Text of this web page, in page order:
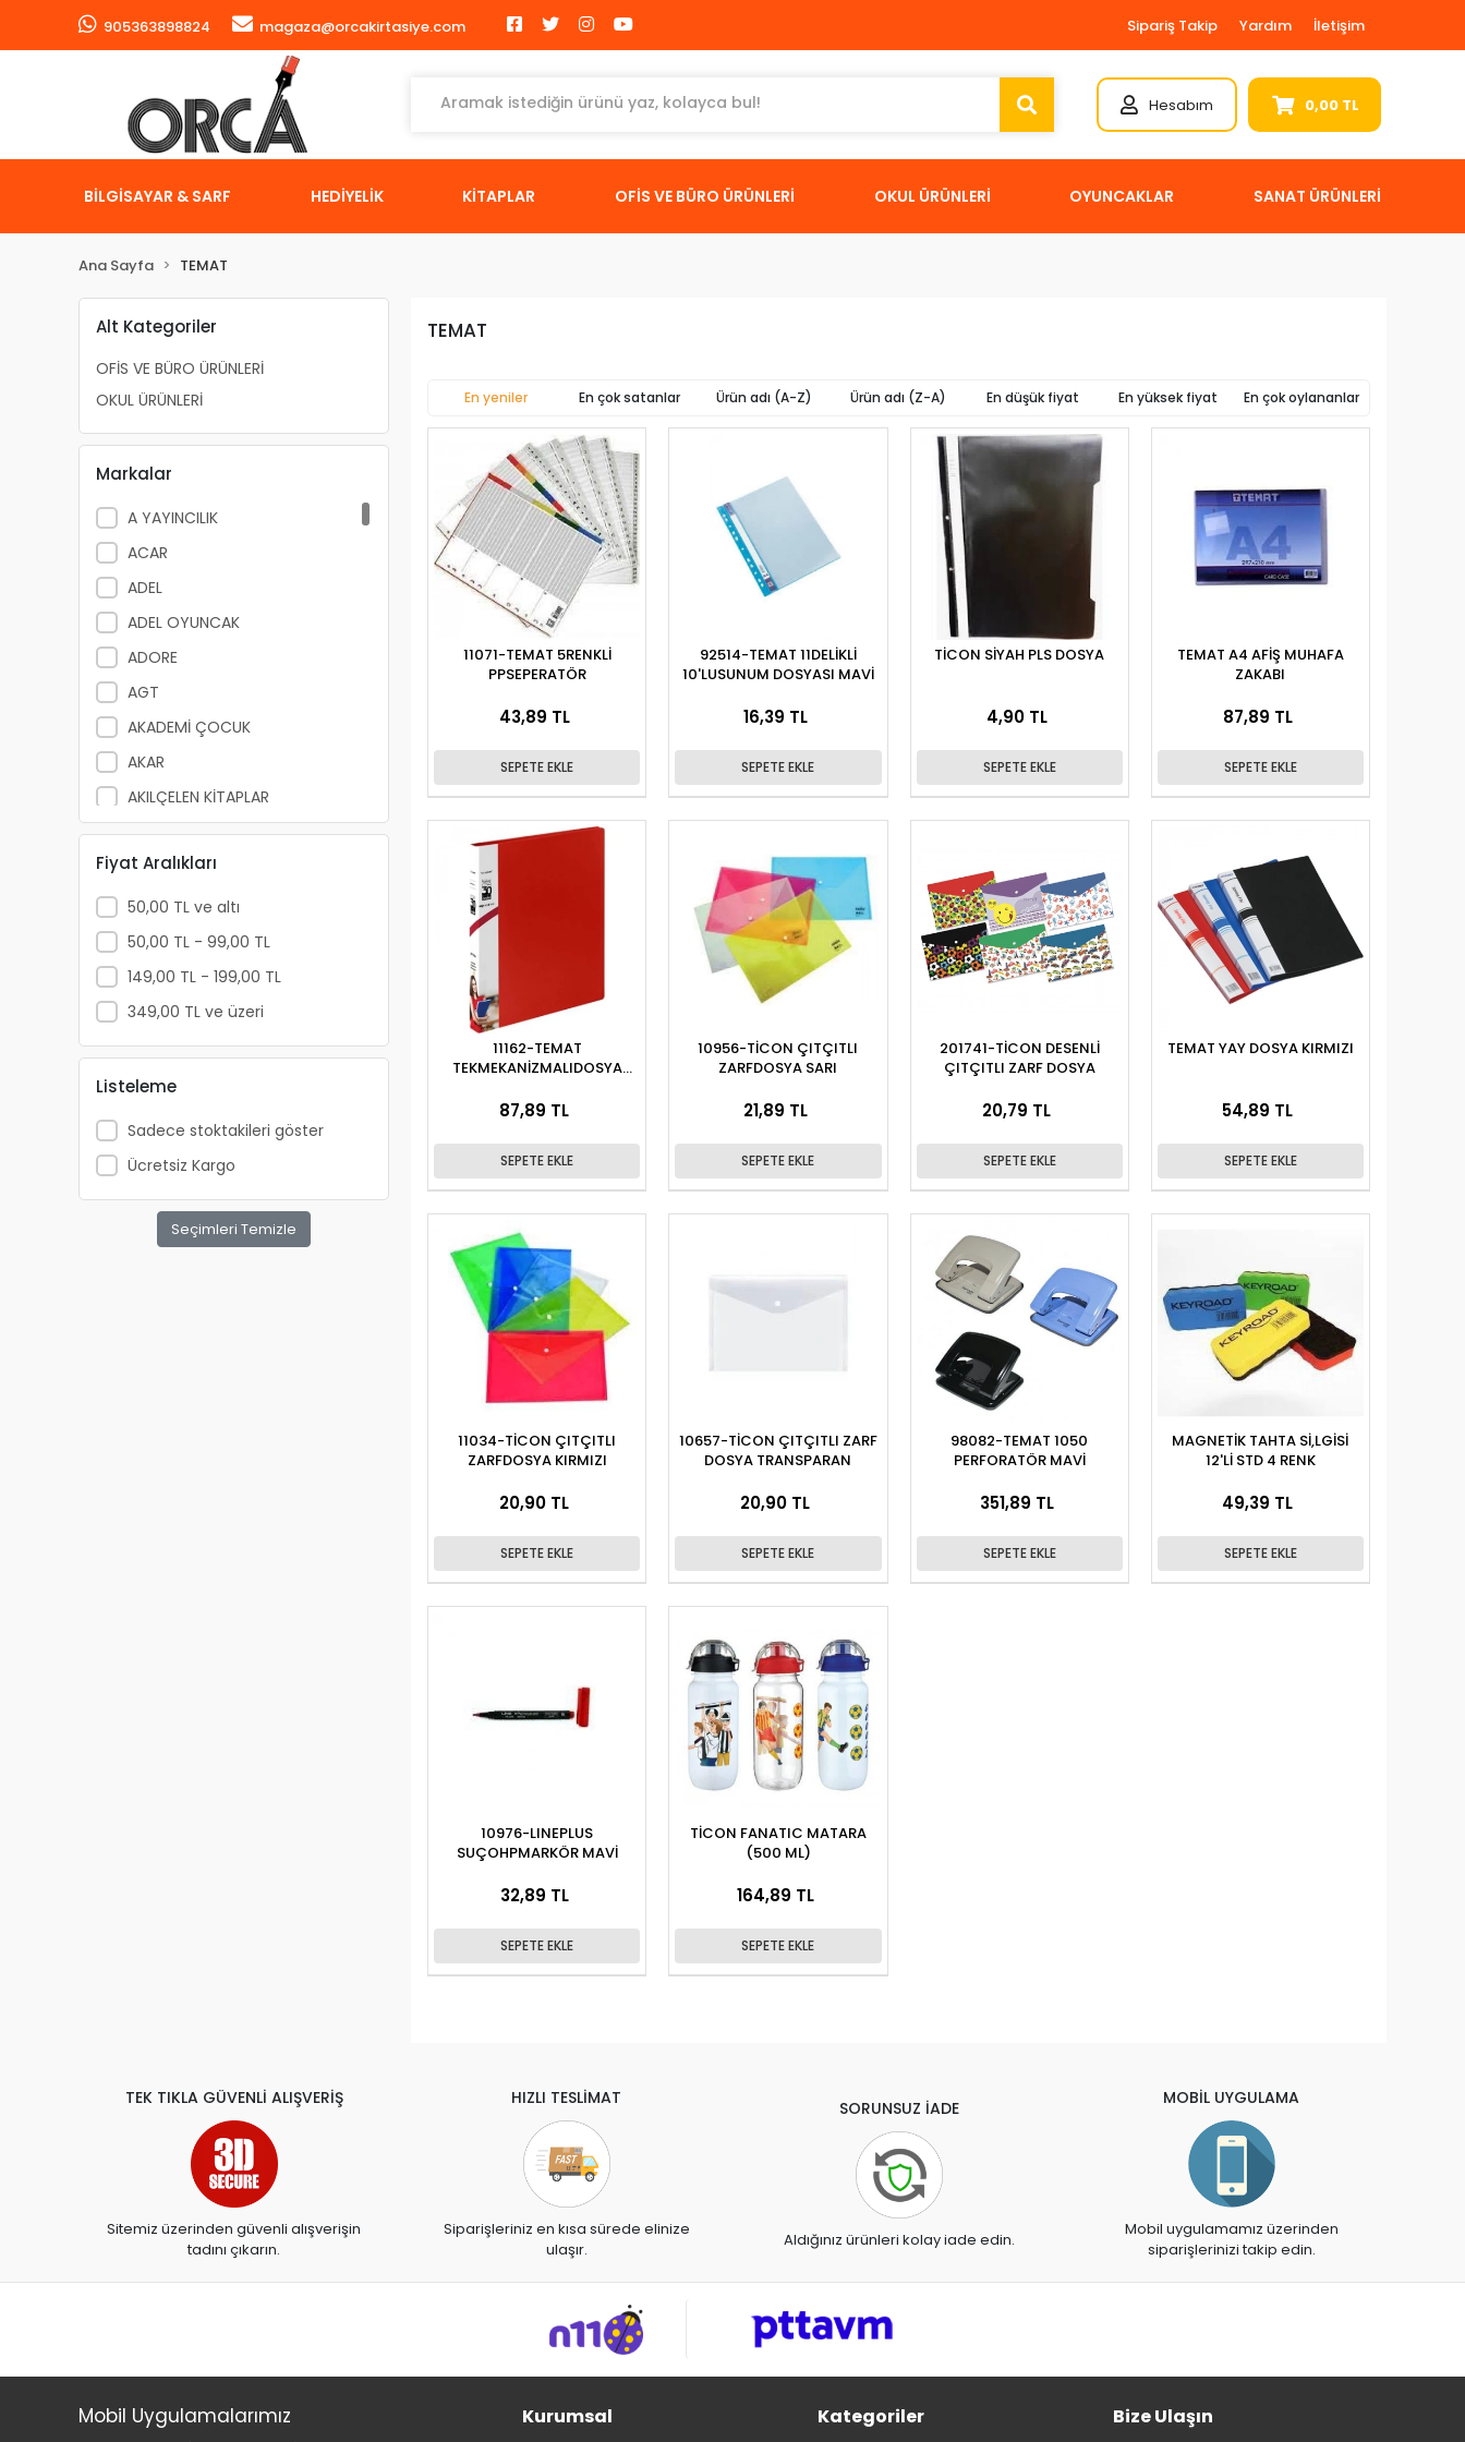
905363898824 magaza@orcakirtasiye.com Sipariş Takip Yardım İletişim
Hesabım 0,00 TL
BİLGİSAYAR & SARF HEDİYELİK KİTAPLAR OFİS VE BÜRO ÜRÜNLERİ OKUL ÜRÜNLERİ OYUNCAKLAR SANAT ÜRÜNLERİ
Ana Sayfa TEMAT
Alt Kategoriler
OFİS VE BÜRO ÜRÜNLERİ
OKUL ÜRÜNLERİ
Markalar
A YAYINCILIK
ACAR
ADEL
ADEL OYUNCAK
ADORE
AGT
AKADEMİ ÇOCUK
AKAR
AKILÇELEN KİTAPLAR
ALEMDAR
ALEX SCHOELLER
ALFA YAYINLARI
ALPİNO
ALTIN KİTAP
ALTIS
ANATOLİAN
APRİL
ARTDECO 140
ARTEMİS YAYINLARI
ARTLİNE
Clementoni
DALER ROWNEY
DEDE
Fiyat Aralıkları
50,00 TL ve altı
50,00 TL - 99,00 TL
149,00 TL - 199,00 TL
349,00 TL ve üzeri
Listeleme
Sadece stoktakileri göster
Ücretsiz Kargo
Seçimleri Temizle
TEMAT
En yeniler En çok satanlar Ürün adı (A-Z) Ürün adı (Z-A) En düşük fiyat En yüksek fiyat En çok oylananlar
11071-TEMAT 5RENKLİ
PPSEPERATÖR
43,89 TL
SEPETE EKLE
92514-TEMAT 11DELİKLİ
10'LUSUNUM DOSYASI MAVİ
16,39 TL
SEPETE EKLE
TİCON SİYAH PLS DOSYA
4,90 TL
SEPETE EKLE
TEMAT A4 AFİŞ MUHAFA
ZAKABI
87,89 TL
SEPETE EKLE
11162-TEMAT
TEKMEKANİZMALIDOSYA
87,89 TL
SEPETE EKLE
10956-TİCON ÇITÇITLI
ZARFDOSYA SARI
21,89 TL
SEPETE EKLE
201741-TİCON DESENLİ
ÇITÇITLI ZARF DOSYA
20,79 TL
SEPETE EKLE
TEMAT YAY DOSYA KIRMIZI
54,89 TL
SEPETE EKLE
11034-TİCON ÇITÇITLI
ZARFDOSYA KIRMIZI
20,90 TL
SEPETE EKLE
10657-TİCON ÇITÇITLI ZARF
DOSYA TRANSPARAN
20,90 TL
SEPETE EKLE
98082-TEMAT 1050
PERFORATÖR MAVİ
351,89 TL
SEPETE EKLE
MAGNETİK TAHTA Sİ,LGİSİ
12'Lİ STD 4 RENK
49,39 TL
SEPETE EKLE
10976-LINEPLUS
SUÇOHPMARKÖR MAVİ
32,89 TL
SEPETE EKLE
TİCON FANATIC MATARA
(500 ML)
164,89 TL
SEPETE EKLE
TEK TIKLA GÜVENLİ ALIŞVERİŞ
Sitemiz üzerinden güvenli alışverişin
tadını çıkarın.
HIZLI TESLİMAT
Siparişleriniz en kısa sürede elinize
ulaşır.
SORUNSUZ İADE
Aldığınız ürünleri kolay iade edin.
MOBİL UYGULAMA
Mobil uygulamamız üzerinden
siparişlerinizi takip edin.
Mobil Uygulamalarımız Kurumsal Kategoriler Bize Ulaşın